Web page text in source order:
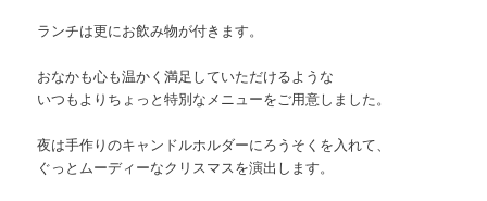
ランチは更にお飲み物が付きます。
おなかも心も温かく満足していただけるような
いつもよりちょっと特別なメニューをご用意しました。
夜は手作りのキャンドルホルダーにろうそくを入れて、
ぐっとムーディーなクリスマスを演出します。